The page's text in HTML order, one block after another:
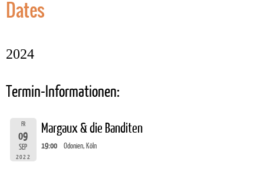
Dates
2024
Termin-Informationen:
FR
09
SEP
2022
Margaux & die Banditen
19:00 Odonien, Köln